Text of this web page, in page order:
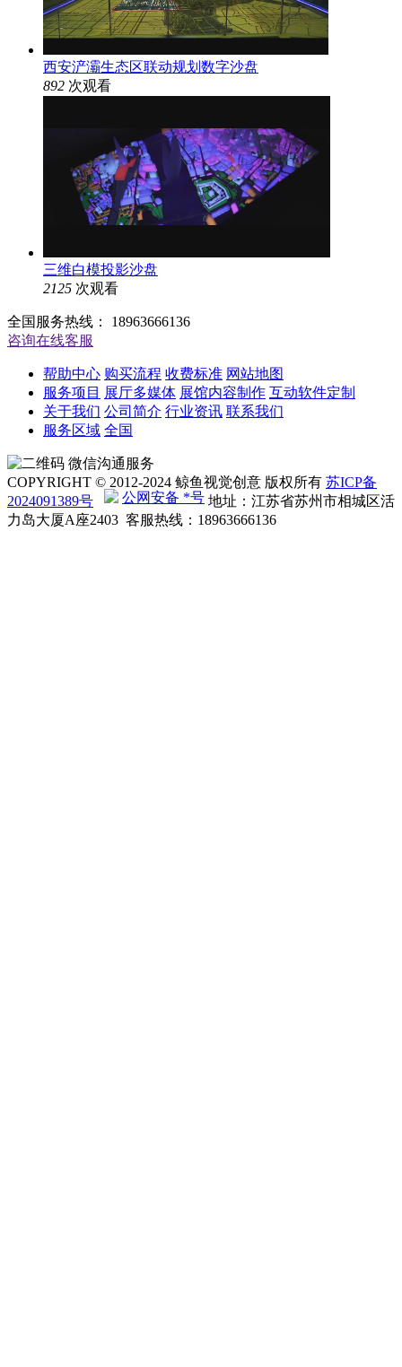
西安浐灞生态区联动规划数字沙盘
892 次观看
三维白模投影沙盘
2125 次观看
全国服务热线：
18963666136
咨询在线客服
帮助中心 购买流程 收费标准 网站地图
服务项目 展厅多媒体 展馆内容制作 互动软件定制
关于我们 公司简介 行业资讯 联系我们
服务区域 全国
微信沟通服务
COPYRIGHT © 2012-2024 鲸鱼视觉创意 版权所有 苏ICP备
2024091389号
公网安备 *号 地址：江苏省苏州市相城区活
力岛大厦A座2403 客服热线：18963666136